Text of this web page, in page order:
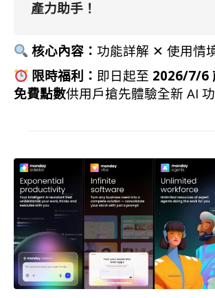
產力助手！
核心內容：功能詳解 ✕ 使用情
限時福利： 即日起至 2026/7/6
免費點數供用戶搶先體驗全新 AI 功